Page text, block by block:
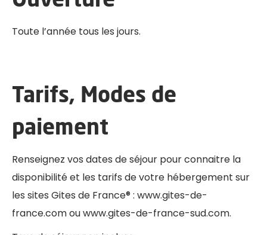
Toute l’année tous les jours.
Tarifs, Modes de
paiement
Renseignez vos dates de séjour pour connaitre la
disponibilité et les tarifs de votre hébergement sur
les sites Gites de France® : www.gites-de-
france.com ou www.gites-de-france-sud.com.